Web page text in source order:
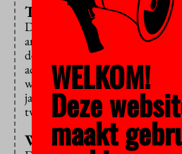
Twaalf miljoen euro
Die aanpak werkt steeds beter,
antwoord op Kamervragen van
de adressen van ongeveer 25
achterhaald. Vijfduizend zijn er
werd al 3,2 miljoen euro extra
jaar 8,2 miljoen en in 2015
twaalf miljoen euro.
Wanbetaler
WELKOM!
Deze
maakt